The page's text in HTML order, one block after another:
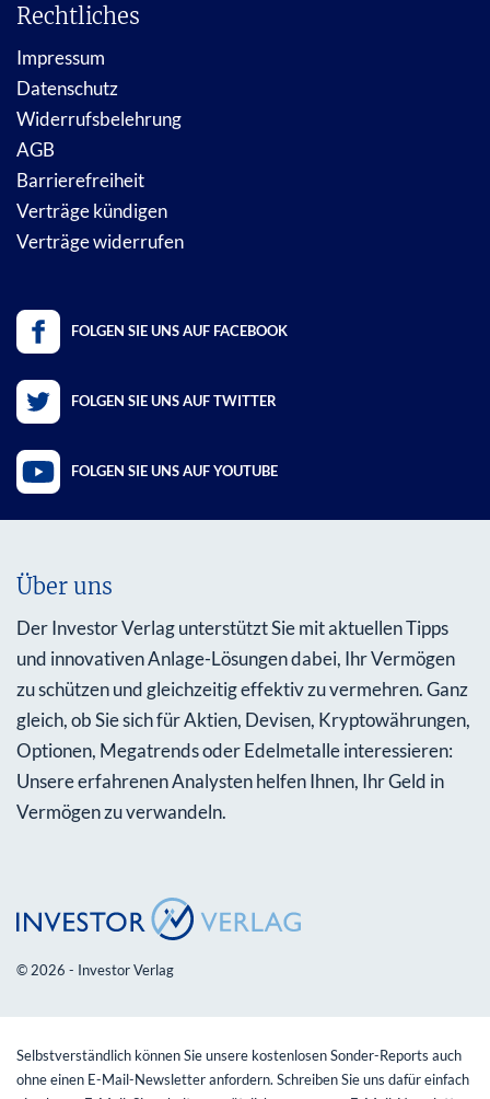
Rechtliches
Impressum
Datenschutz
Widerrufsbelehrung
AGB
Barrierefreiheit
Verträge kündigen
Verträge widerrufen
FOLGEN SIE UNS AUF FACEBOOK
FOLGEN SIE UNS AUF TWITTER
FOLGEN SIE UNS AUF YOUTUBE
Über uns
Der Investor Verlag unterstützt Sie mit aktuellen Tipps
und innovativen Anlage-Lösungen dabei, Ihr Vermögen
zu schützen und gleichzeitig effektiv zu vermehren. Ganz
gleich, ob Sie sich für Aktien, Devisen, Kryptowährungen,
Optionen, Megatrends oder Edelmetalle interessieren:
Unsere erfahrenen Analysten helfen Ihnen, Ihr Geld in
Vermögen zu verwandeln.
© 2026 - Investor Verlag
Selbstverständlich können Sie unsere kostenlosen Sonder-Reports auch
ohne einen E-Mail-Newsletter anfordern. Schreiben Sie uns dafür einfach